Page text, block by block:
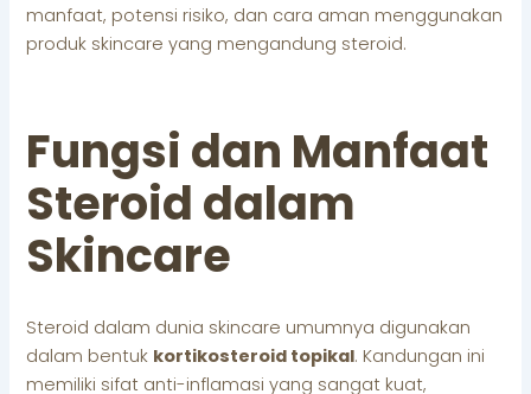
manfaat, potensi risiko, dan cara aman menggunakan
produk skincare yang mengandung steroid.
Fungsi dan Manfaat
Steroid dalam
Skincare
Steroid dalam dunia skincare umumnya digunakan
dalam bentuk kortikosteroid topikal. Kandungan ini
memiliki sifat anti-inflamasi yang sangat kuat,